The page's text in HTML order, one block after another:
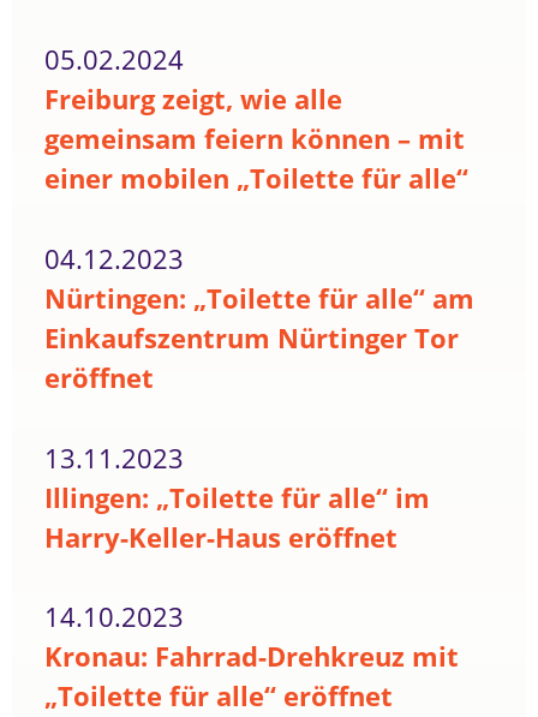
05.02.2024
Freiburg zeigt, wie alle
gemeinsam feiern können – mit
einer mobilen „Toilette für alle“
04.12.2023
Nürtingen: „Toilette für alle“ am
Einkaufszentrum Nürtinger Tor
eröffnet
13.11.2023
Illingen: „Toilette für alle“ im
Harry-Keller-Haus eröffnet
14.10.2023
Kronau: Fahrrad-Drehkreuz mit
„Toilette für alle“ eröffnet